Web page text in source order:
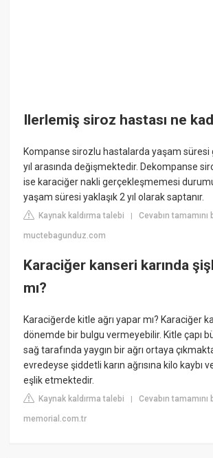
Ilerlemiş siroz hastası ne
Kompanse sirozlu hastalarda yaşam süresi
yıl arasında değişmektedir. Dekompanse
ise karaciğer nakli gerçekleşmemesi
yaşam süresi yaklaşık 2 yıl olarak saptanır.
Kaynak kaldırma talebi |Cevabın
muctebagunduz.com
Karaciğer kanseri karında
mı?
Karaciğerde kitle ağrı yapar mı? Karaciğer
dönemde bir bulgu vermeyebilir. Kitle çapı
sağ tarafında yaygın bir ağrı ortaya
evredeyse şiddetli karın ağrısına kilo kaybı
eşlik etmektedir.
Kaynak kaldırma talebi |Cevabın
memorial.com.tr